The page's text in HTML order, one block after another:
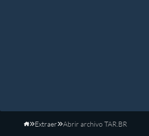
Inicio
Extraer Abrir archivo TAR.BR